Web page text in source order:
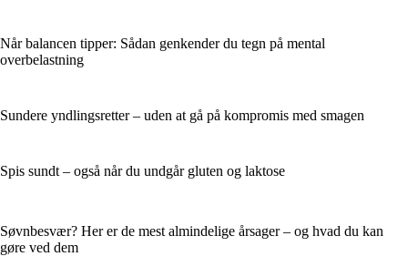
Når balancen tipper: Sådan genkender du tegn på mental
overbelastning
Sundere yndlingsretter – uden at gå på kompromis med smagen
Spis sundt – også når du undgår gluten og laktose
Søvnbesvær? Her er de mest almindelige årsager – og hvad du kan
gøre ved dem